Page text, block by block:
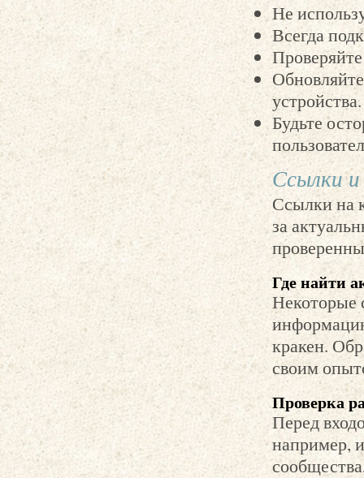
Не
Всегда
устройства.
Будьте
Ссылки и
Ссылки на
за
Где найти
Некоторые
кракен.
своим
Проверка
Перед
например,